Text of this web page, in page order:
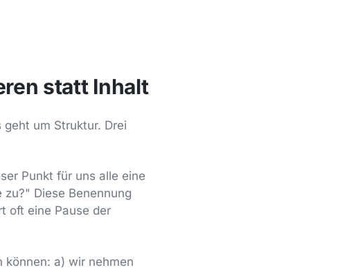
statt Inhalt
um Struktur. Drei
Punkt für uns alle eine
Diese Benennung
oft eine Pause der
können: a) wir nehmen